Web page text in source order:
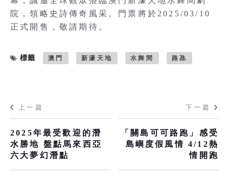
院，領略史詩傳奇風采。門票將於2025/03/10
正式開售，敬請期待。
標籤 澳門 新濠天地 水舞間 路氹
上一篇
2025年最受歡迎的潛
水勝地 盤點馬來西亞
六大夢幻潛點
下一篇
「關島可可路跑」感受
島嶼度假風情 4/12熱
情開跑